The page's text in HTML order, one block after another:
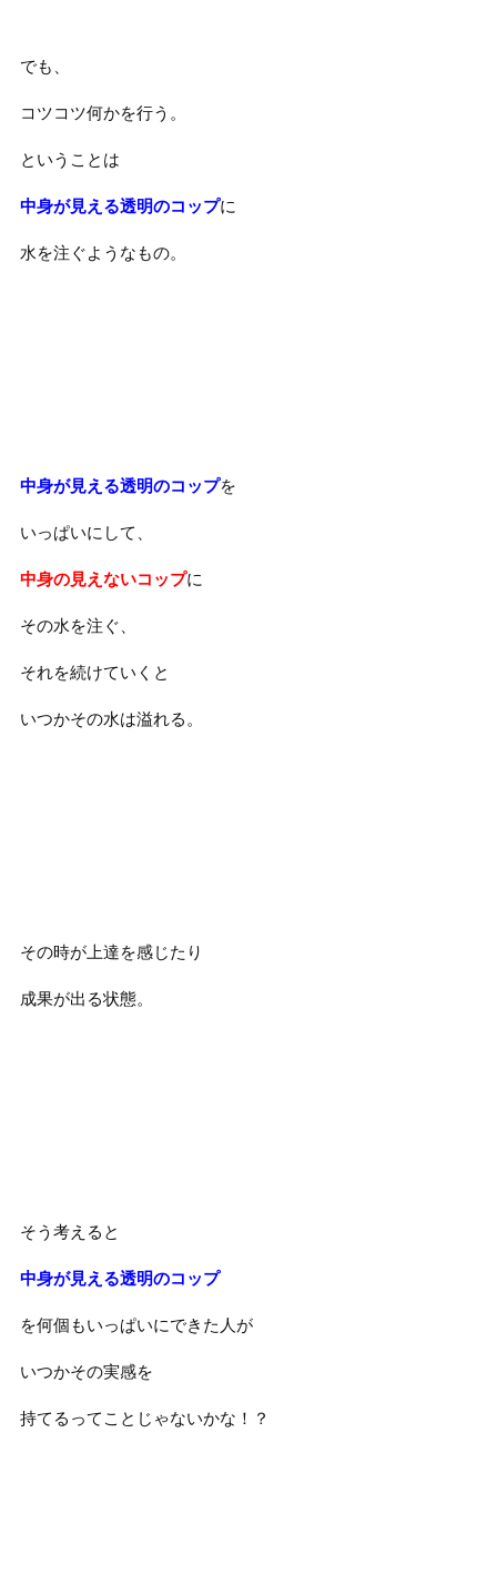
でも、
コツコツ何かを行う。
ということは
中身が見える透明のコップに
水を注ぐようなもの。
中身が見える透明のコップを
いっぱいにして、
中身の見えないコップに
その水を注ぐ、
それを続けていくと
いつかその水は溢れる。
その時が上達を感じたり
成果が出る状態。
そう考えると
中身が見える透明のコップ
を何個もいっぱいにできた人が
いつかその実感を
持てるってことじゃないかな！？